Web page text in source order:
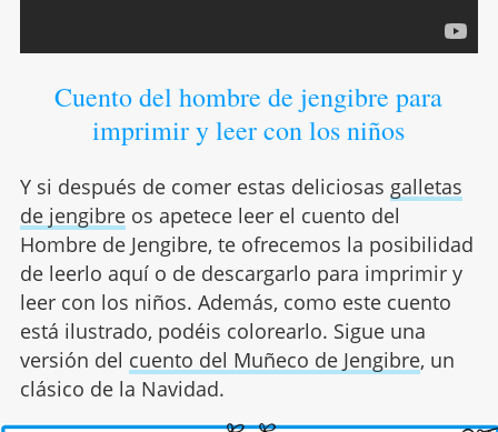
Cuento del hombre de jengibre para
imprimir y leer con los niños
Y si después de comer estas deliciosas galletas
de jengibreos apetece leer el cuento del
Hombre de Jengibre, te ofrecemos la posibilidad
de leerlo aquí o de descargarlo para imprimir y
leer con los niños. Además, como este cuento
está ilustrado, podéis colorearlo. Sigue una
versión del cuento del Muñeco de Jengibre, un
clásico de la Navidad.